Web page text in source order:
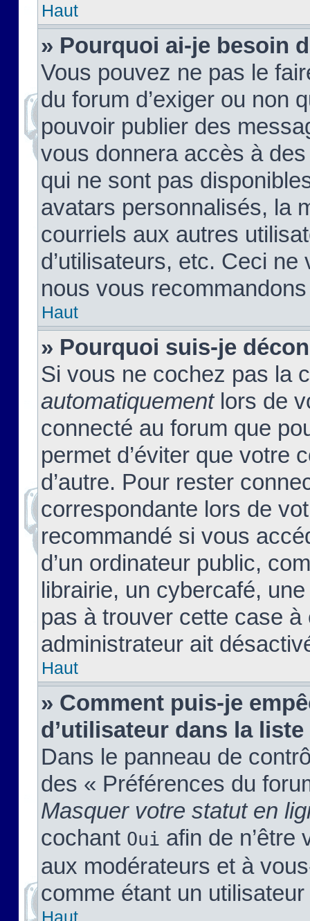
Haut
» Pourquoi ai-je besoin
Vous pouvez ne pas le
du forum d’exiger ou non
pouvoir publier des
vous donnera accès à
qui ne sont pas
avatars personnalisés, la
courriels aux autres
d’utilisateurs, etc. Ceci
nous vous
Haut
» Pourquoi suis-je
Si vous ne cochez pas la
automatiquementlors de
connecté au forum que
permet d’éviter que votre
d’autre. Pour rester
correspondante lors de
recommandé si vous
d’un ordinateur public,
librairie, un cybercafé,
pas à trouver cette case à
administrateur ait
Haut
» Comment puis-je
d’utilisateur dans la
Dans le panneau de
des « Préférences du
Masquer votre statut en
cochant Oui afin de n’être
aux modérateurs et à
comme étant un
Haut